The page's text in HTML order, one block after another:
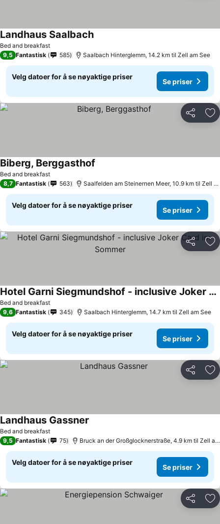
Bed and breakfast
Landhaus Saalbach
9,5 Fantastisk 585 Saalbach Hinterglemm, 14.2 km til Zell am See
Velg datoer for å se nøyaktige priser
Se priser
Del
Bed and breakfast
Biberg, Berggasthof
8,7 Fantastisk 563 Saalfelden am Steinernen Meer, 10.9 km til Zell am See
Velg datoer for å se nøyaktige priser
Se priser
Del
Bed and breakfast
Hotel Garni Siegmundshof - inclusive Joker Card im Sommer
9,6 Fantastisk 345 Saalbach Hinterglemm, 14.7 km til Zell am See
Velg datoer for å se nøyaktige priser
Se priser
Del
Bed and breakfast
Landhaus Gassner
9,5 Fantastisk 75 Bruck an der Großglocknerstraße, 4.9 km til Zell am See
Velg datoer for å se nøyaktige priser
Se priser
Del